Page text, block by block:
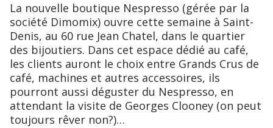
La nouvelle boutique Nespresso (gérée par la
société Dimomix) ouvre cette semaine à Saint-
Denis, au 60 rue Jean Chatel, dans le quartier
des bijoutiers. Dans cet espace dédié au café,
les clients auront le choix entre Grands Crus de
café, machines et autres accessoires, ils
pourront aussi déguster du Nespresso, en
attendant la visite de Georges Clooney (on peut
toujours rêver non?)…